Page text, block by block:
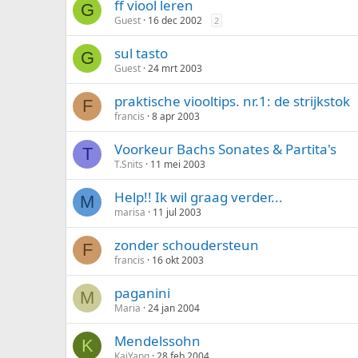
o
e
n
d
G ff viool leren
Guest 16 dec 2002 2
G sul tasto
Guest 24 mrt 2003
F praktische viooltips. nr.1: de strijkstok
francis 8 apr 2003
T Voorkeur Bachs Sonates & Partita's
T.Snits 11 mei 2003
M Help!! Ik wil graag verder...
marisa 11 jul 2003
F zonder schoudersteun
francis 16 okt 2003
M paganini
Maria 24 jan 2004
K Mendelssohn